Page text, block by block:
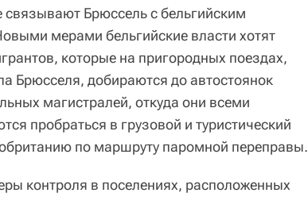
Брюссель с бельгийским
мерами бельгийские власти хотят
которые на пригородных поездах,
Брюсселя, добираются до автостоянок
магистралей, откуда они всеми
пробраться в грузовой и туристический
по маршруту паромной переправы.
контроля в поселениях, расположенных